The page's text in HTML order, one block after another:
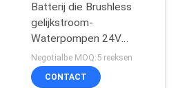
Batterij die Brushless
gelijkstroom-
Waterpompen 24V
30LPM voor Hulp het
Verwarmen Cycli koelen
Negotialbe MOQ:5 reeksen
CONTACT